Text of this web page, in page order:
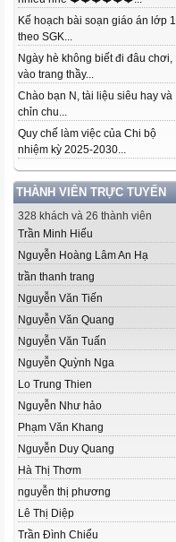
Kế hoạch bài soạn giáo án lớp 1
theo SGK...
Ngày hè không biết đi đâu chơi,
vào trang thầy...
Chào bạn N, tài liệu siêu hay và
chỉn chu...
Quy chế làm việc của Chi bộ
nhiệm kỳ 2025-2030...
THÀNH VIÊN TRỰC TUYẾN
328 khách và 26 thành viên
Trần Minh Hiếu
Nguyễn Hoàng Lâm An Hạ
trần thanh trang
Nguyễn Văn Tiến
Nguyễn Văn Quang
Nguyễn Văn Tuấn
Nguyễn Quỳnh Nga
Lo Trung Thien
Nguyễn Như hảo
Phạm Văn Khang
Nguyễn Duy Quang
Hà Thị Thơm
nguyễn thị phương
Lê Thị Diệp
Trần Đình Chiểu